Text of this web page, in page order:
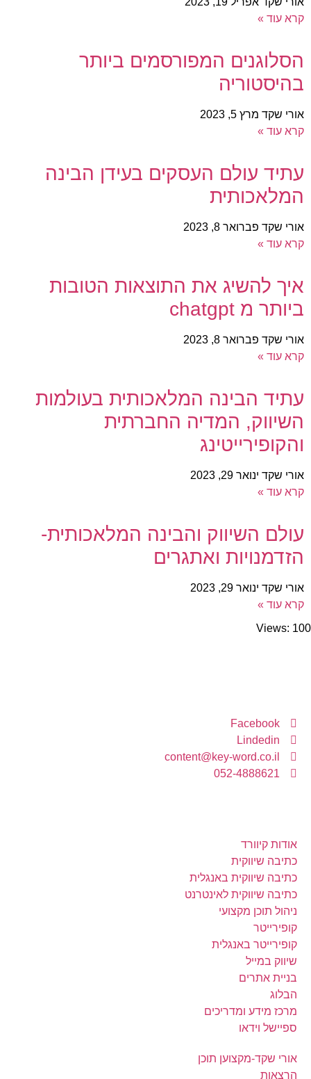
קרא עוד »
הסלוגנים המפורסמים ביותר
בהיסטוריה
אורי שקד מרץ 5, 2023
קרא עוד »
עתיד עולם העסקים בעידן הבינה
המלאכותית
אורי שקד פברואר 8, 2023
קרא עוד »
איך להשיג את התוצאות הטובות
ביותר מ chatgpt
אורי שקד פברואר 8, 2023
קרא עוד »
עתיד הבינה המלאכותית בעולמות
השיווק, המדיה החברתית
והקופירייטינג
אורי שקד ינואר 29, 2023
קרא עוד »
עולם השיווק והבינה המלאכותית-
הזדמנויות ואתגרים
אורי שקד ינואר 29, 2023
קרא עוד »
Views: 100
Facebook
Lindedin
content@key-word.co.il
052-4888621
אודות קיוורד
כתיבה שיווקית
כתיבה שיווקית באנגלית
כתיבה שיווקית לאינטרנט
ניהול תוכן מקצועי
קופירייטר
קופירייטר באנגלית
שיווק במייל
בניית אתרים
הבלוג
מרכז מידע ומדריכים
ספיישל וידאו
אורי שקד-מקצוען תוכן
הרצאות